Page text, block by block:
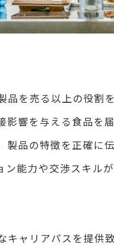
品を売る以上の役割
響を与える食品を
製品の特徴を正確に
能力や交渉スキル
キャリアパスを提供